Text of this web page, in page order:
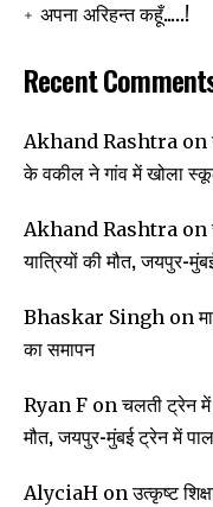
अपना अरिहन्त कहूँ…..!
Recent
Akhand Rashtra on
के वकील ने गांव में खोला
Akhand Rashtra on
यात्रियों की मौत, जयपुर-
Bhaskar Singh on
का समापन
Ryan F onचलती ट्रेन में
मौत, जयपुर-मुंबई ट्रेन में
AlyciaH onउत्कृष्ट